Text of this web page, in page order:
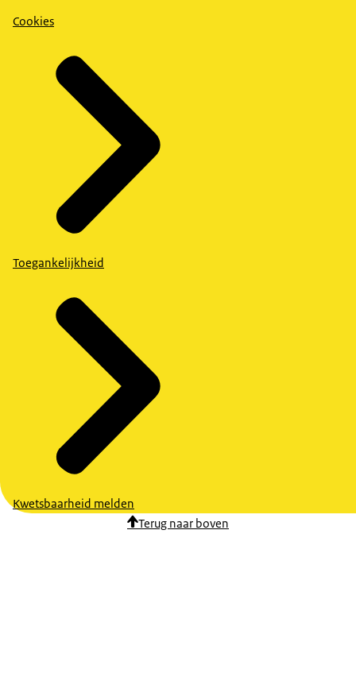
Cookies
Toegankelijkheid
Kwetsbaarheid melden
Terug naar boven